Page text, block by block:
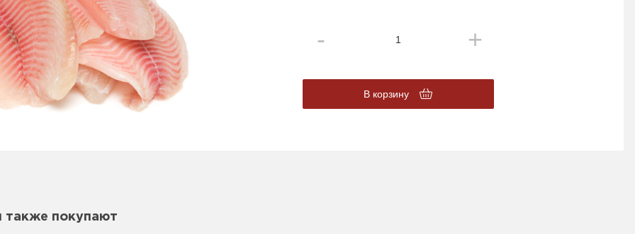
В корзину
также покупают